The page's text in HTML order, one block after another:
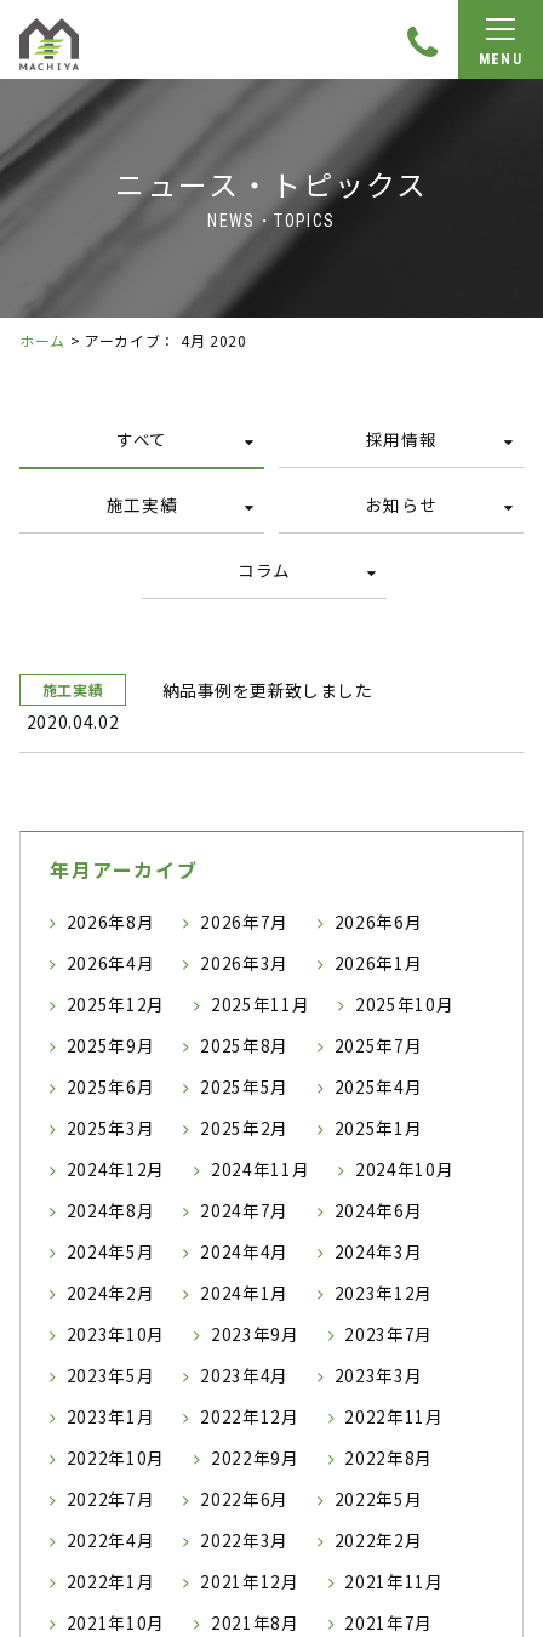
MENU
ニュース・トピックス
NEWS・TOPICS
ホーム > アーカイブ： 4月 2020
すべて 採用情報
施工実績 お知らせ
コラム
施工実績
2020.04.02
納品事例を更新致しました
年月アーカイブ
2026年8月 2026年7月
2026年6月
2026年4月
2026年3月
2026年1月
2025年12月
2025年11月
2025年10月
2025年9月
2025年8月
2025年7月
2025年6月
2025年5月
2025年4月
2025年3月
2025年2月
2025年1月
2024年12月
2024年11月
2024年10月
2024年8月
2024年7月
2024年6月
2024年5月
2024年4月
2024年3月
2024年2月
2024年1月
2023年12月
2023年10月
2023年9月
2023年7月
2023年5月
2023年4月
2023年3月
2023年1月
2022年12月
2022年11月
2022年10月
2022年9月
2022年8月
2022年7月
2022年6月
2022年5月
2022年4月
2022年3月
2022年2月
2022年1月
2021年12月
2021年11月
2021年10月
2021年8月
2021年7月